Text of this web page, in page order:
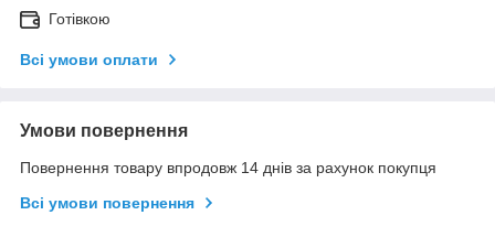
Готівкою
Всі умови оплати
Умови повернення
Повернення товару впродовж 14 днів за рахунок покупця
Всі умови повернення